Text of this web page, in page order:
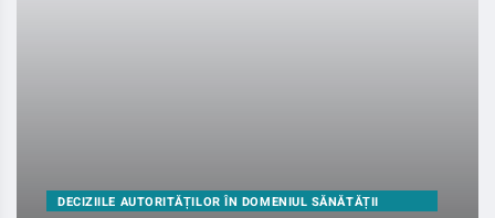
DECIZIILE AUTORITĂȚILOR ÎN DOMENIUL SĂNĂTĂȚII